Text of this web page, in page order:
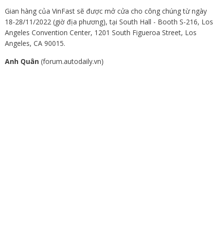
Gian hàng của VinFast sẽ được mở cửa cho công chúng từ ngày
18-28/11/2022 (giờ địa phương), tại South Hall - Booth S-216, Los
Angeles Convention Center, 1201 South Figueroa Street, Los
Angeles, CA 90015.
Anh Quân (forum.autodaily.vn)